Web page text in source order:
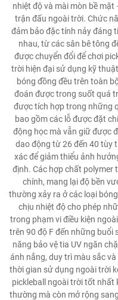
nhiệt độ và mài mòn bề
trận đấu ngoài trời. Chức
đảm bảo đặc tính nảy đáng
nhau, từ các sân bê tông
được chuyển đổi để chơi
trời hiện đại sử dụng kỹ
bóng đồng đều trên toàn
đoán được trong suốt quá
được tích hợp trong những
bao gồm các lỗ được đặt
động học mà vẫn giữ được
dao động từ 26 đến 40 tùy
xác để giảm thiểu ảnh
định. Các hợp chất polymer
chính, mang lại độ bền
thường xảy ra ở các loại
chịu nhiệt độ cho phép
trong phạm vi điều kiện
trên 90 độ F đến những buổi
năng bảo vệ tia UV ngăn
ánh nắng, duy trì màu sắc
thời gian sử dụng ngoài trời
pickleball ngoài trời tốt nhất
thường mà còn mở rộng